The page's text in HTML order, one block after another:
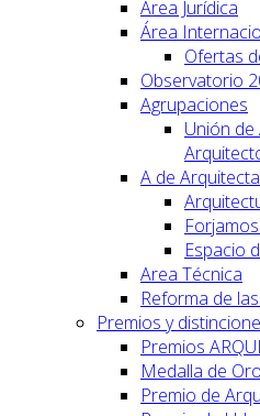
Área Jurídica
Área
Ofertas
Observatorio
Agrupaciones
Unión
A de
Espacio
Area Técnica
Reforma de
Premios y
Premios
Medalla de
Premio de